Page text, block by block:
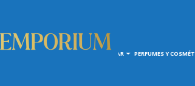
HOGAR PERFUMES Y